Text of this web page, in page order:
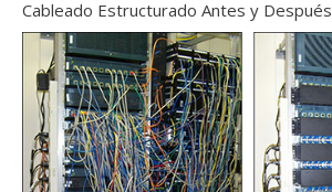
Cableado Estructurado Antes y Después